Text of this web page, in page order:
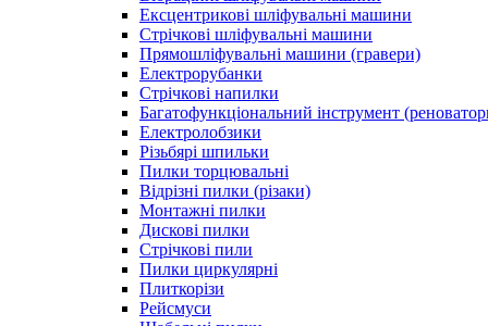
Ексцентрикові шліфувальні машини
Стрічкові шліфувальні машини
Прямошліфувальні машини (гравери)
Електрорубанки
Стрічкові напилки
Багатофункціональний інструмент
Електролобзики
Різьбярі шпильки
Пилки торцювальні
Відрізні пилки (різаки)
Монтажні пилки
Дискові пилки
Стрічкові пили
Пилки циркулярні
Плиткорізи
Рейсмуси